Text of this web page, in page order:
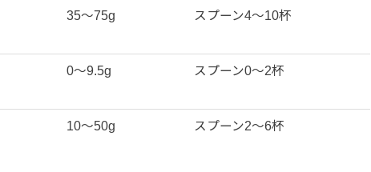
35〜75g スプーン4〜10杯
0〜9.5g スプーン0〜2杯
10〜50g スプーン2〜6杯